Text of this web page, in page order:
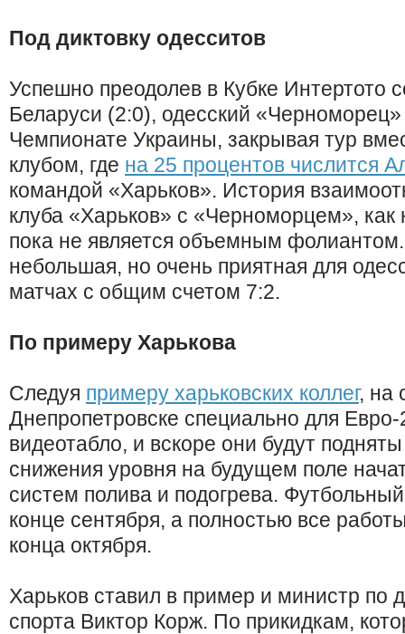
Под диктовку одесситов
Успешно преодолев в Кубке Интертото
Беларуси (2:0), одесский «Черноморец»
Чемпионате Украины, закрывая тур
клубом, где на 25 процентов числится
командой «Харьков». История
клуба «Харьков» с «Черноморцем», как
пока не является объемным
небольшая, но очень приятная для
матчах с общим счетом 7:2.
По примеру Харькова
Следуя примеру харьковских коллег, на
Днепропетровске специально для
видеотабло, и вскоре они будут
снижения уровня на будущем поле
систем полива и подогрева.
конце сентября, а полностью все
конца октября.
Харьков ставил в пример и министр по
спорта Виктор Корж. По прикидкам,